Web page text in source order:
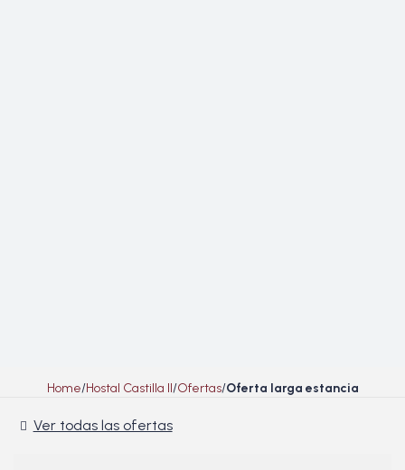
Home Hostal Castilla II Ofertas Oferta larga estancia
Ver todas las ofertas